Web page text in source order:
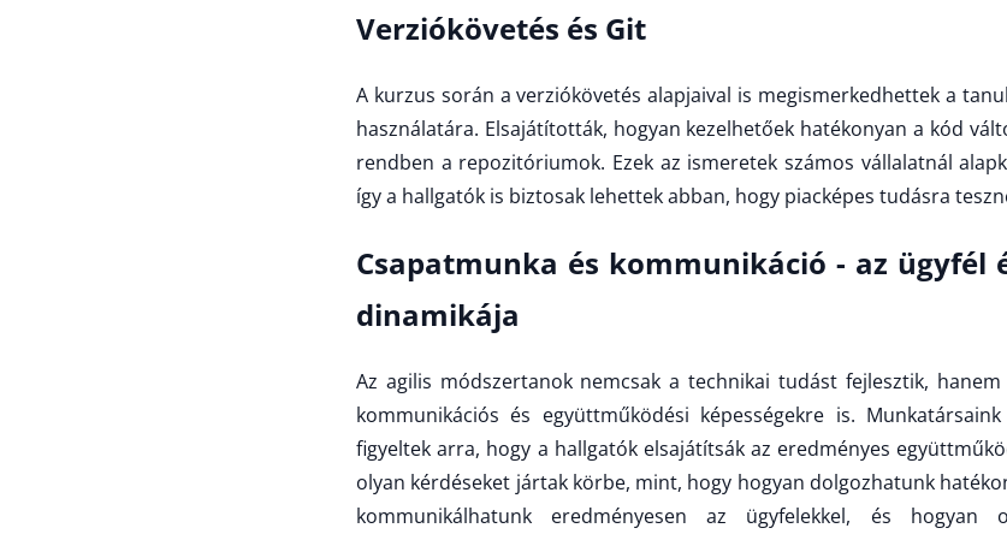
Verziókövetés és Git
A kurzus során a verziókövetés alapjaival is megismerkedhettek a
használatára. Elsajátították, hogyan kezelhetőek hatékonyan a kód
rendben a repozitóriumok. Ezek az ismeretek számos vállalatnál
így a hallgatók is biztosak lehettek abban, hogy piacképes tudásra
Csapatmunka és kommunikáció - az ügyfél
dinamikája
Az agilis módszertanok nemcsak a technikai tudást fejlesztik,
kommunikációs és együttműködési képességekre is.
figyeltek arra, hogy a hallgatók elsajátítsák az eredményes
olyan kérdéseket jártak körbe, mint, hogy hogyan dolgozhatunk
kommunikálhatunk eredményesen az ügyfelekkel, és hogyan